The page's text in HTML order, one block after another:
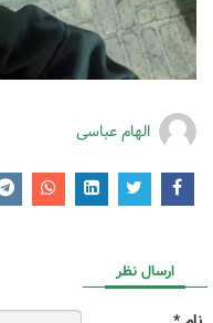
الهام عباسی
ارسال نظر